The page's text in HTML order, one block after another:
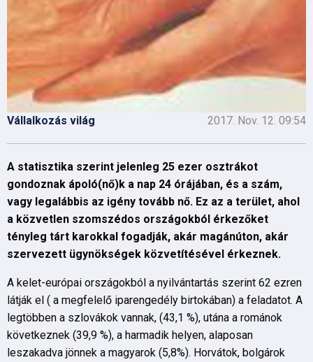
Vállalkozás világ 2017. Nov. 12. 09:54
A statisztika szerint jelenleg 25 ezer osztrákot
gondoznak ápoló(nő)k a nap 24 órájában, és a szám,
vagy legalábbis az igény tovább nő. Ez az a terület, ahol
a közvetlen szomszédos országokból érkezőket
tényleg tárt karokkal fogadják, akár magánúton, akár
szervezett ügynökségek közvetítésével érkeznek.
A kelet-európai országokból a nyilvántartás szerint 62 ezren
látják el ( a megfelelő iparengedély birtokában) a feladatot. A
legtöbben a szlovákok vannak, (43,1 %), utána a románok
következnek (39,9 %), a harmadik helyen, alaposan
leszakadva jönnek a magyarok (5,8%). Horvátok, bolgárok